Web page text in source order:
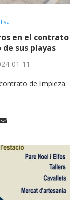
en el contrato
sus playas
01-11
de limpieza